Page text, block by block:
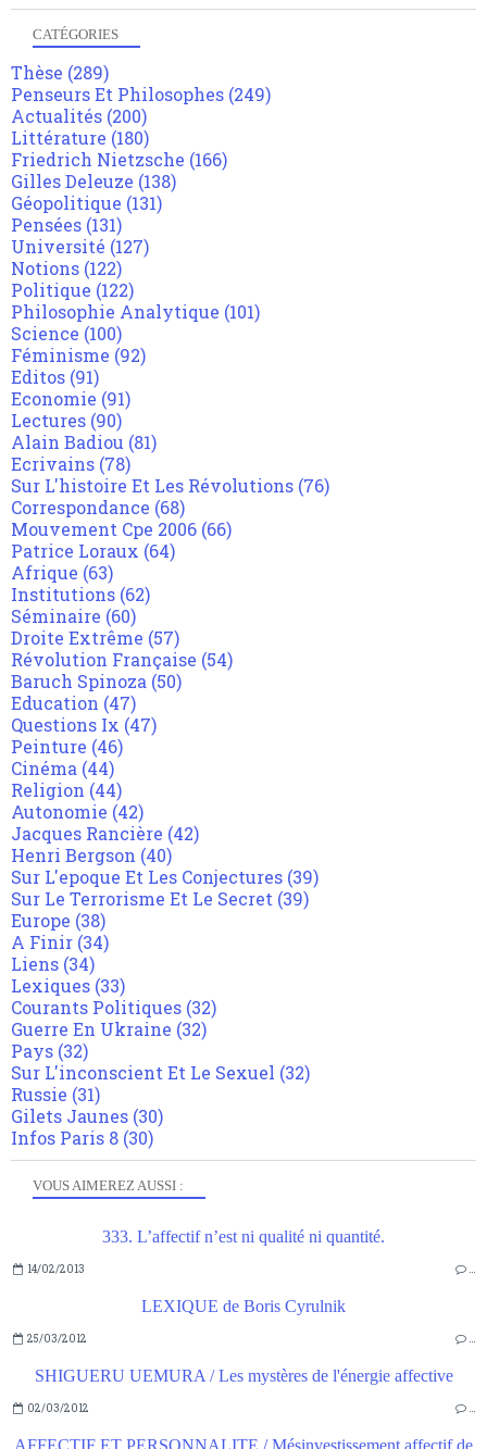
VOUS AIMEREZ AUSSI :
333. L’affectif n’est ni qualité ni quantité.
14/02/2013 …
LEXIQUE de Boris Cyrulnik
25/03/2012 …
SHIGUERU UEMURA / Les mystères de l'énergie affective
02/03/2012 …
CATÉGORIES
Thèse (289)
Penseurs Et Philosophes (249)
Actualités (200)
Littérature (180)
Friedrich Nietzsche (166)
Gilles Deleuze (138)
Géopolitique (131)
Pensées (131)
Université (127)
Notions (122)
Politique (122)
Philosophie Analytique (101)
Science (100)
Féminisme (92)
Editos (91)
Economie (91)
Lectures (90)
Alain Badiou (81)
Ecrivains (78)
Sur L'histoire Et Les Révolutions (76)
Correspondance (68)
Mouvement Cpe 2006 (66)
Patrice Loraux (64)
Afrique (63)
Institutions (62)
Séminaire (60)
Droite Extrême (57)
Révolution Française (54)
Baruch Spinoza (50)
Education (47)
Questions Ix (47)
Peinture (46)
Cinéma (44)
Religion (44)
Autonomie (42)
Jacques Rancière (42)
Henri Bergson (40)
Sur L'epoque Et Les Conjectures (39)
Sur Le Terrorisme Et Le Secret (39)
Europe (38)
A Finir (34)
Liens (34)
Lexiques (33)
Courants Politiques (32)
Guerre En Ukraine (32)
Pays (32)
Sur L'inconscient Et Le Sexuel (32)
Russie (31)
Gilets Jaunes (30)
Infos Paris 8 (30)